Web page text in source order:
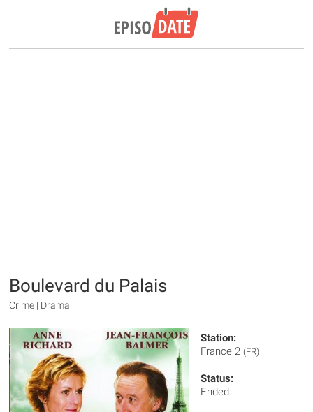
Boulevard du Palais
Crime | Drama
Station:
France 2 (FR)
Status:
Ended